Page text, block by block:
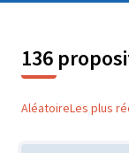
136
AléatoireLes plus